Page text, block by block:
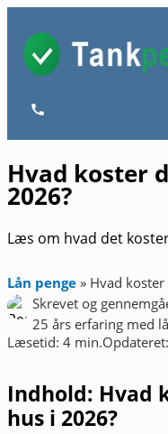
indholdet
Hvad koster
2026?
Læs om hvad det
Lån penge » Hvad
Skrevet og
25 års erfaring med
Læsetid: 4 min.
Indhold: Hvad
hus i 2026?